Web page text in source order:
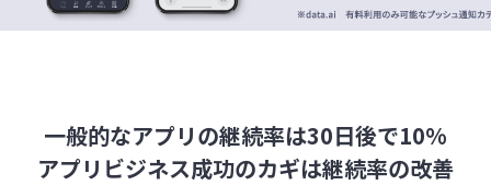
一般的なアプリの継続率は30日後で10%
アプリビジネス成功のカギは継続率の改善